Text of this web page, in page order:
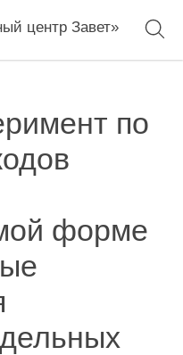
центр Завет»
по
форме